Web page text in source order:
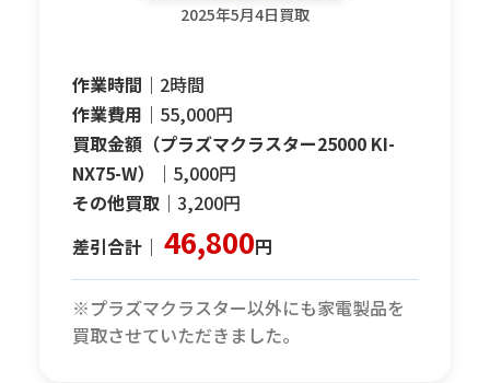
2025年5月4日買取
作業時間｜ 2時間
作業費用｜ 55,000円
買取金額（プラズマクラスター25000 KI-
NX75-W）｜ 5,000円
その他買取｜ 3,200円
差引合計｜ 46,800円
※プラズマクラスター以外にも家電製品を
買取させていただきました。